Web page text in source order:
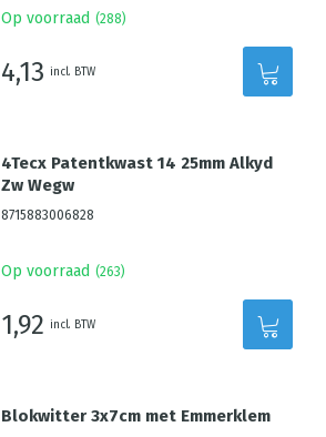
Op voorraad (288)
4,13 incl. BTW
4Tecx Patentkwast 14 25mm Alkyd
Zw Wegw
8715883006828
Op voorraad (263)
1,92 incl. BTW
Blokwitter 3x7cm met Emmerklem